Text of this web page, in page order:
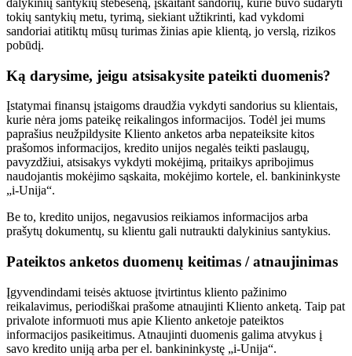
dalykinių santykių stebėseną, įskaitant sandorių, kurie buvo sudaryti
tokių santykių metu, tyrimą, siekiant užtikrinti, kad vykdomi
sandoriai atitiktų mūsų turimas žinias apie klientą, jo verslą, rizikos
pobūdį.
Ką darysime, jeigu atsisakysite pateikti duomenis?
Įstatymai finansų įstaigoms draudžia vykdyti sandorius su klientais,
kurie nėra joms pateikę reikalingos informacijos. Todėl jei mums
paprašius neužpildysite Kliento anketos arba nepateiksite kitos
prašomos informacijos, kredito unijos negalės teikti paslaugų,
pavyzdžiui, atsisakys vykdyti mokėjimą, pritaikys apribojimus
naudojantis mokėjimo sąskaita, mokėjimo kortele, el. bankininkyste
„i-Unija“.
Be to, kredito unijos, negavusios reikiamos informacijos arba
prašytų dokumentų, su klientu gali nutraukti dalykinius santykius.
Pateiktos anketos duomenų keitimas / atnaujinimas
Įgyvendindami teisės aktuose įtvirtintus kliento pažinimo
reikalavimus, periodiškai prašome atnaujinti Kliento anketą. Taip pat
privalote informuoti mus apie Kliento anketoje pateiktos
informacijos pasikeitimus. Atnaujinti duomenis galima atvykus į
savo kredito uniją arba per el. bankininkystę „i-Unija“.